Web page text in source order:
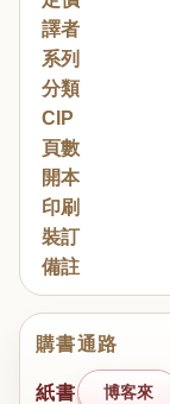
譯者
系列
分類
CIP
頁數
開本
印刷
裝訂
備註
購書通路
紙書 博客來